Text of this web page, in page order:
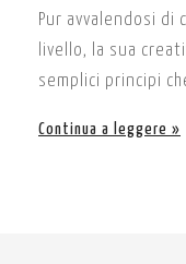
Pur avvalendosi di
livello, la sua
semplici principi
Continua a leggere